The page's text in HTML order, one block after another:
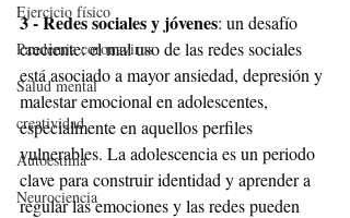
Ejercicio físico
Pandemia coronavirus
Salud mental
creatividad
Autoestima
Neurociencia
3 - Redes sociales y jóvenes: un desafío
creciente: el mal uso de las redes sociales
está asociado a mayor ansiedad, depresión y
malestar emocional en adolescentes,
especialmente en aquellos perfiles
vulnerables. La adolescencia es un periodo
clave para construir identidad y aprender a
regular las emociones y las redes pueden